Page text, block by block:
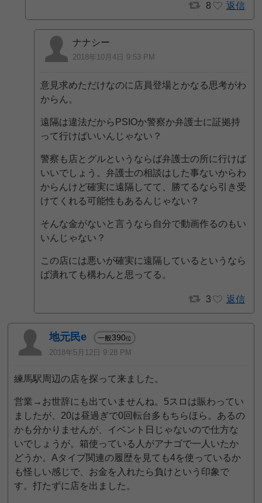
8 返信
ナナシー
2018年10月4日 9:53 PM
意見求めただけなのに店員登場とかなる思考がわ
からん。
遠隔は違法だからPSIOか警察か弁護士に証拠持
って行けばいいんじゃない？
警察も店とグルというならば弁護士の所に行けば
いいでしょう。弁護士の相談はした事ないからわ
からんけど確実に遠隔してて、勝てるなら引き受
けてくれる可能性もあるんじゃない？
そんな金がないと言うなら自分で動画作るのもい
いんじゃない？
この店には悪いが確実に遠隔しているというなら
ば潰れても構わんと思ってる。
3 返信
地元民e 一般390位
2018年5月12日 9:28 PM
練馬駅周辺の店を探って来ました。
営業→お世辞にも出ていませんね。5スロは賑わってい
ましたが、20は昼過ぎで0回転台多もちらほら。あるの
かも分かりませんが、イベント日じゃないので仕方な
いでしょうが。箱使っている人がアナゴで一人いたか
どうか。Aタイプ関連の履歴を見ても4を使っているか
も怪しい感じで、お金を入れたら負けという印象で
す。打たずに店を出ました。